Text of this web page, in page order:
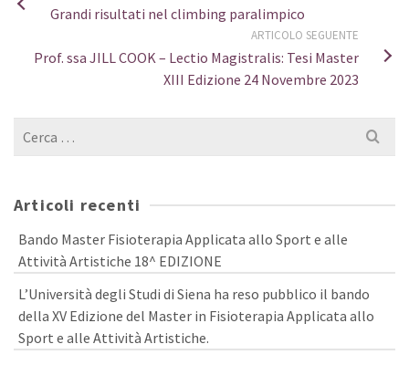
Grandi risultati nel climbing paralimpico
ARTICOLO SEGUENTE
Prof. ssa JILL COOK – Lectio Magistralis: Tesi Master
XIII Edizione 24 Novembre 2023
Cerca
Articoli recenti
Bando Master Fisioterapia Applicata allo Sport e alle
Attività Artistiche 18^ EDIZIONE
L’Università degli Studi di Siena ha reso pubblico il bando
della XV Edizione del Master in Fisioterapia Applicata allo
Sport e alle Attività Artistiche.